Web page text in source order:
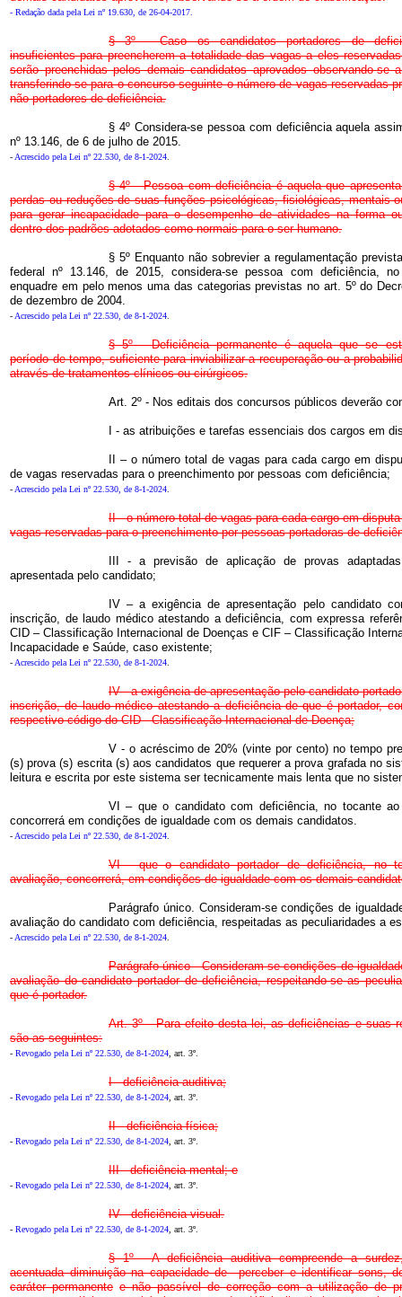
- Redação dada pela Lei nº 19.630, de 26-04-2017.
§ 3º - Caso os candidatos portadores de
insuficientes para preencherem a totalidade das vagas a eles
serão preenchidas pelos demais candidatos aprovados observando-se
transferindo-se para o concurso seguinte o número de vagas reservadas
não portadores de deficiência.
§ 4º Considera-se pessoa com deficiência aquela
nº 13.146, de 6 de julho de 2015.
- Acrescido pela Lei nº 22.530, de 8-1-2024
§ 4º - Pessoa com deficiência é aquela que
perdas ou reduções de suas funções psicológicas, fisiológicas, mentais
para gerar incapacidade para o desempenho de atividades na forma
dentro dos padrões adotados como normais para o ser humano.
§ 5º Enquanto não sobrevier a regulamentação
federal nº 13.146, de 2015, considera-se pessoa com deficiência,
enquadre em pelo menos uma das categorias previstas no art. 5º do
de dezembro de 2004.
- Acrescido pela Lei nº 22.530, de 8-1-2024
§ 5º - Deficiência permanente é aquela que se
período de tempo, suficiente para inviabilizar a recuperação ou a
através de tratamentos clínicos ou cirúrgicos.
Art. 2º - Nos editais dos concursos públicos deverão
I - as atribuições e tarefas essenciais dos cargos em
II – o número total de vagas para cada cargo em
de vagas reservadas para o preenchimento por pessoas com deficiência;
- Acrescido pela Lei nº 22.530, de 8-1-2024
II - o número total de vagas para cada cargo em
vagas reservadas para o preenchimento por pessoas portadoras de
III - a previsão de aplicação de provas
apresentada pelo candidato;
IV – a exigência de apresentação pelo candidato
inscrição, de laudo médico atestando a deficiência, com expressa
CID – Classificação Internacional de Doenças e CIF – Classificação
Incapacidade e Saúde, caso existente;
- Acrescido pela Lei nº 22.530, de 8-1-2024
IV - a exigência de apresentação pelo candidato
inscrição, de laudo médico atestando a deficiência de que é portador,
respectivo código do CID - Classificação Internacional de Doença;
V - o acréscimo de 20% (vinte por cento) no tempo
(s) prova (s) escrita (s) aos candidatos que requerer a prova grafada no
leitura e escrita por este sistema ser tecnicamente mais lenta que no
VI – que o candidato com deficiência, no tocante
concorrerá em condições de igualdade com os demais candidatos.
- Acrescido pela Lei nº 22.530, de 8-1-2024
VI - que o candidato portador de deficiência, no
avaliação, concorrerá, em condições de igualdade com os demais
Parágrafo único. Consideram-se condições de
avaliação do candidato com deficiência, respeitadas as peculiaridades a
- Acrescido pela Lei nº 22.530, de 8-1-2024
Parágrafo único - Consideram-se condições de
avaliação do candidato portador de deficiência, respeitando-se as
que é portador.
Art. 3º - Para efeito desta lei, as deficiências e suas
são as seguintes:
- Revogado pela Lei nº 22.530, de 8-1-2024 , art. 3º.
I - deficiência auditiva;
- Revogado pela Lei nº 22.530, de 8-1-2024 , art. 3º.
II - deficiência física;
- Revogado pela Lei nº 22.530, de 8-1-2024 , art. 3º.
III - deficiência mental; e
- Revogado pela Lei nº 22.530, de 8-1-2024 , art. 3º.
IV - deficiência visual.
- Revogado pela Lei nº 22.530, de 8-1-2024 , art. 3º.
§ 1º - A deficiência auditiva compreende a
acentuada diminuição na capacidade de perceber e identificar sons,
caráter permanente e não passível de correção com a utilização de